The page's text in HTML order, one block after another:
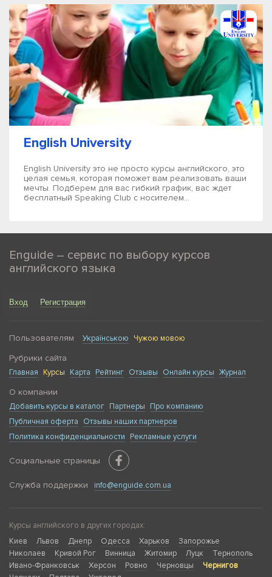
English University
English University это не просто курсы английского, это
целая семья, которая поможет вам реализовать ваши
мечты. Подберем для вас гибкий график, вас ждет
бесплатный Speaking Club с носителем...
Enguide – сервис по выбору курсов
английского языка
Вход Регистрация
Пользователям Українською Чужою мовою
Рубрики сайта
Главная Курсы Карта Рейтинг Отзывы Онлайн курсы Журнал
О компании
Добавить курсы в каталог Партнеры
Про компанию
Публичная оферта
Отзывы наших партнеров
Политика конфиденциальности
Рекламные услуги
Социальные страницы
Служба поддержки info@enguide.com.ua
Курсы английского в других городах:
Киев
Львов Днепр Одесса Харьков
Запорожье
Николаев
Кривой Рог Винница Житомир Луцк
Тернополь
Ивано-Франковськ
Херсон Ровно Черновцы
Чернигов